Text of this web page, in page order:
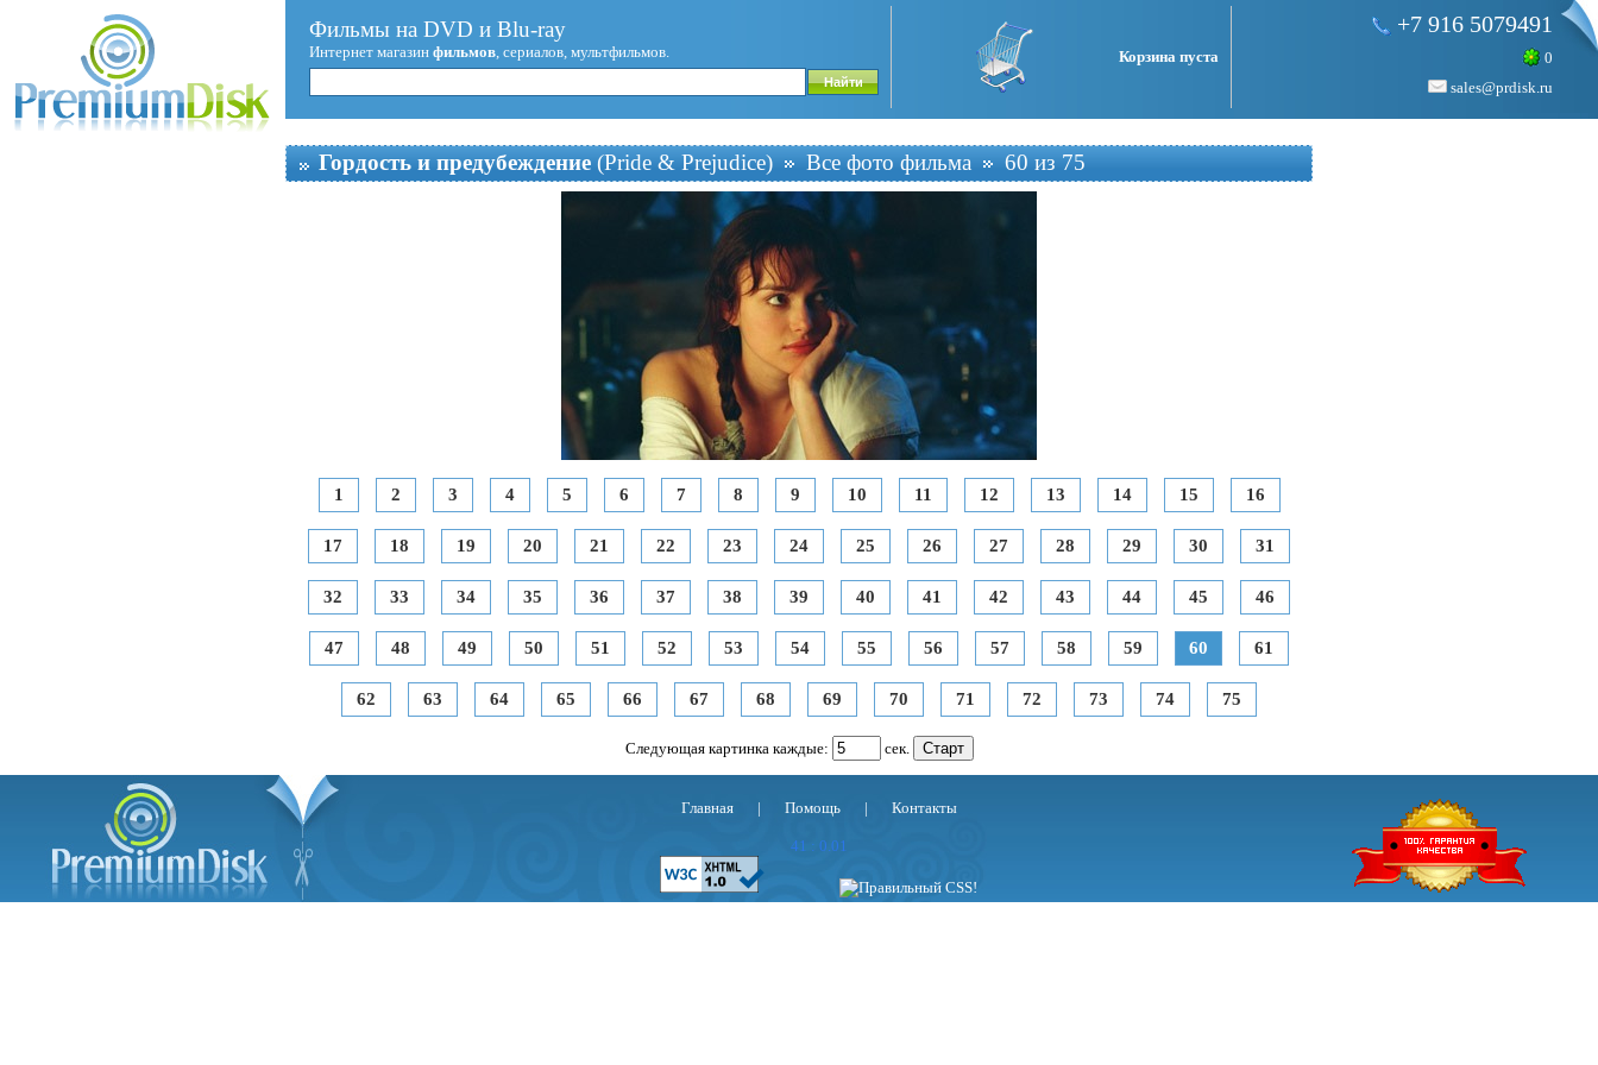
Фильмы на DVD и Blu-ray
Интернет магазин фильмов, сериалов, мультфильмов. Корзина пуста
+7 916 5079491
0
sales@prdisk.ru
Гордость и предубеждение (Pride & Prejudice) Все фото фильма 60 из 75
1 2 3 4 5 6 7 8 9 10 11 12 13 14 15 16
17 18 19 20 21 22 23 24 25 26 27 28 29 30 31
32 33 34 35 36 37 38 39 40 41 42 43 44 45 46
47 48 49 50 51 52 53 54 55 56 57 58 59 60 61
62 63 64 65 66 67 68 69 70 71 72 73 74 75
Следующая картинка каждые: сек.
Главная | Помощь | Контакты
41 : 0.01